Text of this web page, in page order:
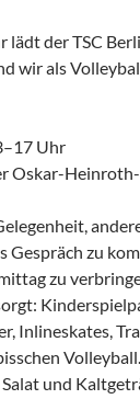
lädt der TSC
wir als
Uhr
Oskar-
Gespräch zu
zu
Inlineskates,
und